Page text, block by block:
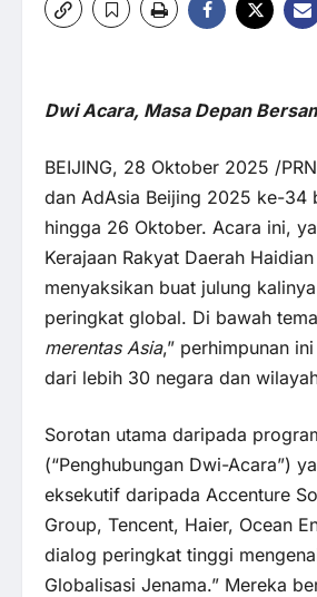
Dwi Acara, Masa Depan
BEIJING, 28 Oktober 2025 /
dan AdAsia Beijing 2025 ke-34
hingga 26 Oktober. Acara ini,
Kerajaan Rakyat Daerah
menyaksikan buat julung
peringkat global. Di bawah
merentas Asia,” perhimpunan
dari lebih 30 negara dan
Sorotan utama daripada
(“Penghubungan Dwi-Acara”)
eksekutif daripada Accenture
Group, Tencent, Haier, Ocean
dialog peringkat tinggi
Globalisasi Jenama.” Mereka